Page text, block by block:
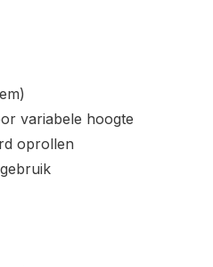
variabele hoogte
oprollen